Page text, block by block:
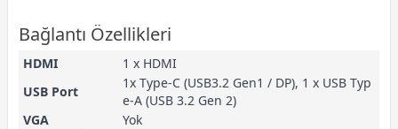
Bağlantı Özellikleri
HDMI
1 x HDMI
USB Port
1x Type-C (USB3.2 Gen1 / DP), 1 x USB Typ
e-A (USB 3.2 Gen 2)
VGA
Yok